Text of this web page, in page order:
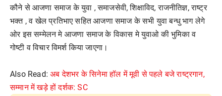
कौने से आजणा समाज के युवा , समाजसेवी, शिक्षाविद, राजनीतिज्ञ, राष्ट्र
भक्त , व खेल प्रतिभाए सहित आजणा समाज के सभी युवा बन्धु भाग लेगे
ओर इस सम्मेलन मे आजणा समाज के विकास मे युवाओ की भुमिका व
गोष्टी व विचार विमर्श किया जाएगा।
Also Read:अब देशभर के सिनेमा हॉल में मूवी से पहले बजे राष्ट्रगान,
सम्मान में खड़े हों दर्शक: SC